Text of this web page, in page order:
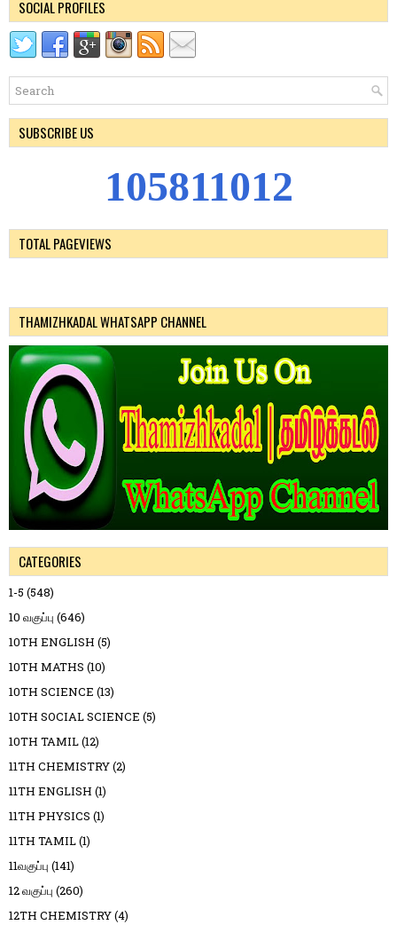
SOCIAL PROFILES
SUBSCRIBE US
105811012
TOTAL PAGEVIEWS
THAMIZHKADAL WHATSAPP CHANNEL
CATEGORIES
1-5 (548)
10 வகுப்பு (646)
10TH ENGLISH (5)
10TH MATHS (10)
10TH SCIENCE (13)
10TH SOCIAL SCIENCE (5)
10TH TAMIL(12)
11TH CHEMISTRY(2)
11TH ENGLISH (1)
11TH PHYSICS (1)
11TH TAMIL(1)
11வகுப்பு (141)
12 வகுப்பு (260)
12TH CHEMISTRY(4)